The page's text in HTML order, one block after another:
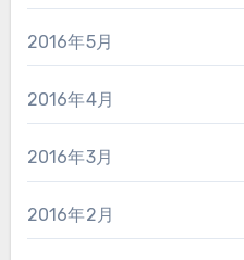
2016年5月
2016年4月
2016年3月
2016年2月